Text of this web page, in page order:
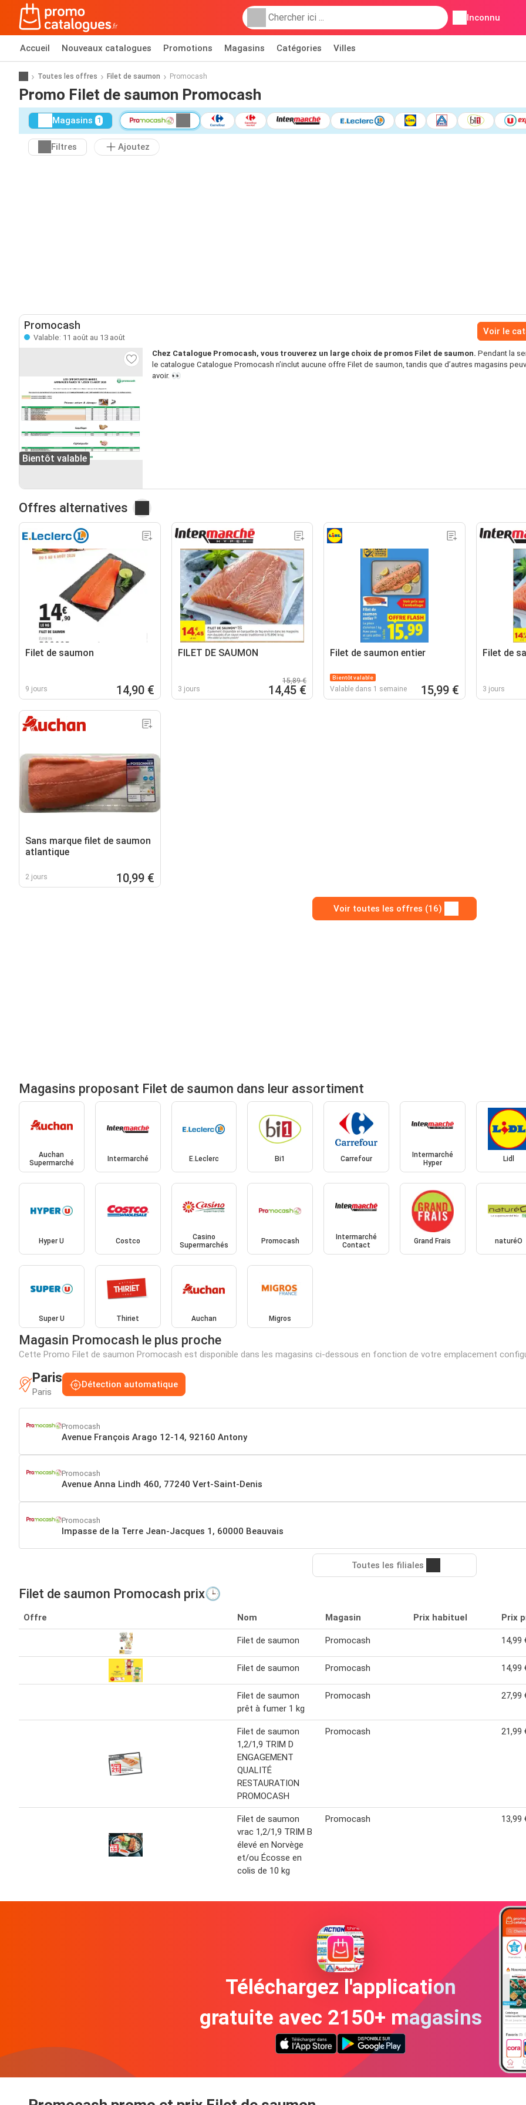
Inconnu
Accueil Nouveaux catalogues Promotions Magasins Catégories Villes
Toutes les offres Filet de saumon Promocash
Promo Filet de saumon Promocash
Magasins 1
Filtres Ajoutez
Promocash
Valable: 11 août au 13 août
Voir le
Bientôt valable
Chez Catalogue Promocash, vous trouverez un large choix de promos Filet de saumon. Pendant la
le catalogue Catalogue Promocash n’inclut aucune offre Filet de saumon, tandis que d’autres magasins
avoir. 👀
Offres alternatives
Filet de saumon
9 jours 14,90 €
FILET DE SAUMON
3 jours
15,89 €
14,45 €
Filet de saumon entier
Bientôt valable
Valable dans 1 semaine 15,99 €
Filet de
3 jours
Sans marque filet de saumon
atlantique
2 jours 10,99 €
Voir toutes les offres (16)
Magasins proposant Filet de saumon dans leur assortiment
Auchan
Supermarché
Intermarché E.Leclerc Bi1 Carrefour
Intermarché
Hyper
Lidl
Hyper U Costco
Casino
Supermarchés
Promocash
Intermarché
Contact
Grand Frais naturéO
Super U Thiriet Auchan Migros
Magasin Promocash le plus proche
Cette Promo Filet de saumon Promocash est disponible dans les magasins ci-dessous en fonction de votre emplacement
Paris
Paris
Détection automatique
Promocash
Avenue François Arago 12-14, 92160 Antony
Promocash
Avenue Anna Lindh 460, 77240 Vert-Saint-Denis
Promocash
Impasse de la Terre Jean-Jacques 1, 60000 Beauvais
Toutes les filiales
Filet de saumon Promocash prix🕒
Offre Nom Magasin Prix habituel Prix
Filet de saumon Promocash 14,99
Filet de saumon Promocash 14,99
Filet de saumon
prêt à fumer 1 kg
Promocash 27,99
Filet de saumon
1,2/1,9 TRIM D
ENGAGEMENT
QUALITÉ
RESTAURATION
PROMOCASH
Promocash 21,99
Filet de saumon
vrac 1,2/1,9 TRIM B
élevé en Norvège
et/ou Écosse en
colis de 10 kg
Promocash 13,99
Téléchargez l'application
gratuite avec 2150+ magasins